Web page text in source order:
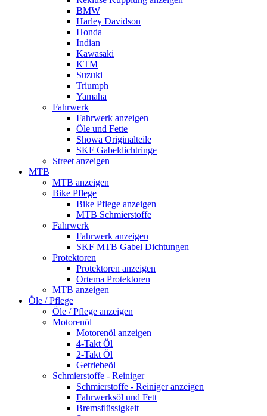
BMW
Harley Davidson
Honda
Indian
Kawasaki
KTM
Suzuki
Triumph
Yamaha
Fahrwerk
Fahrwerk anzeigen
Öle und Fette
Showa Originalteile
SKF Gabeldichtringe
Street anzeigen
MTB
MTB anzeigen
Bike Pflege
Bike Pflege anzeigen
MTB Schmierstoffe
Fahrwerk
Fahrwerk anzeigen
SKF MTB Gabel Dichtungen
Protektoren
Protektoren anzeigen
Ortema Protektoren
MTB anzeigen
Öle / Pflege
Öle / Pflege anzeigen
Motorenöl
Motorenöl anzeigen
4-Takt Öl
2-Takt Öl
Getriebeöl
Schmierstoffe - Reiniger
Schmierstoffe - Reiniger anzeigen
Fahrwerksöl und Fett
Bremsflüssigkeit